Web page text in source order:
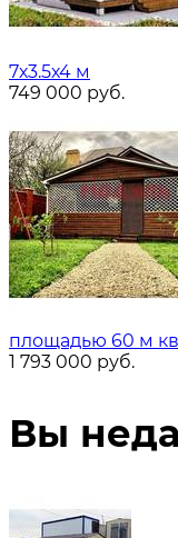
7х3.5х4 м
749 000 руб.
площадью 60 м
1 793 000 руб.
Вы